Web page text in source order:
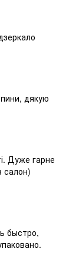
дякую
Дуже гарне
салон)
быстро,